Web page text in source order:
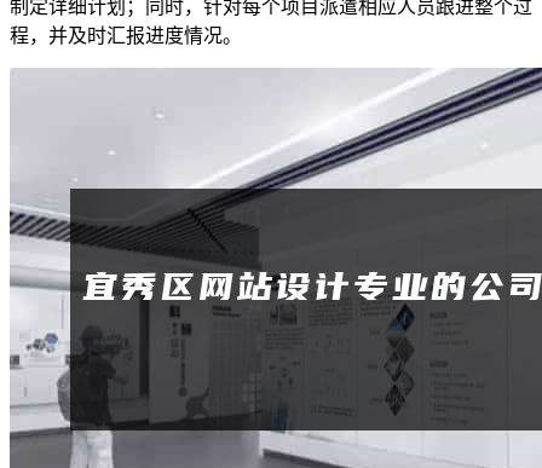
制定详细计划；同时，针对每个项目派遣相应人员跟进整个过
程，并及时汇报进度情况。